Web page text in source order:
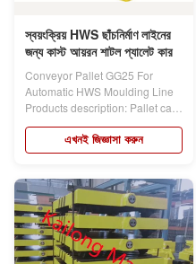
স্বয়ংক্রিয় HWS ছাঁচনির্মাণ লাইনের
জন্য কাস্ট আয়রন শাটল প্যালেট কার
Conveyor Pallet GG25 For
Automatic HWS Moulding Line
Products description: Pallet car
is a tool...
এখনই জিজ্ঞাসা করুন